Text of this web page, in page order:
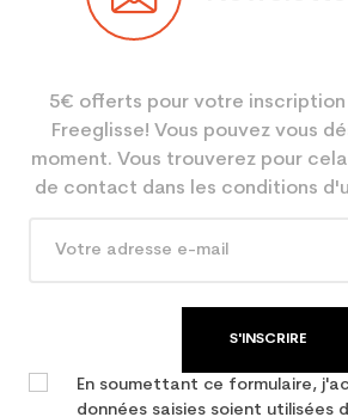
Coloris Gris
En achetant d'occasion :
Economie CO² (en kg)
3.9
5€ offerts pour votre
Freeglisse! Vous pouvez vous
moment. Vous trouverez pour
de contact dans les conditions
S'INSCRIRE
En soumettant ce formulaire,
données saisies soient utilisées